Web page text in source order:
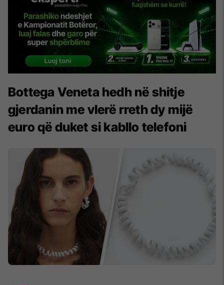
Bottega Veneta hedh në shitje
gjerdanin me vlerë rreth dy mijë
euro që duket si kabllo telefoni